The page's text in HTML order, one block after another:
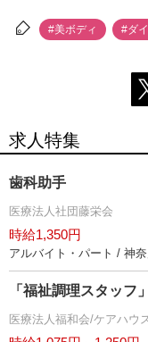
#美ボディ #ダ
求人特集
歯科助手
医療法人社団藤栄会
時給1,350円
アルバイト・パート / 神
「福祉調理スタッフ
医療法人福和会/ケアハウ